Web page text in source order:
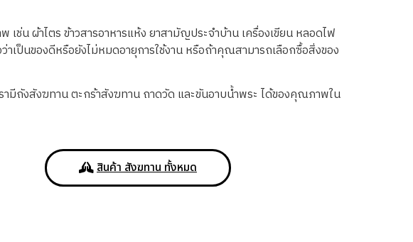
น ผ้าไตร ข้าวสารอาหารแห้ง ยาสามัญประจำบ้าน เครื่องเขียน หลอดไฟ
ป็นของดีหรือยังไม่หมดอายุการใช้งาน หรือถ้าคุณสามารถเลือกซื้อสิ่งของ
ามีถังสังฆทาน ตะกร้าสังฆทาน ถาดวัด และขันอาบน้ำพระ ได้ของคุณภาพใน
สินค้า สังฆทาน ทั้งหมด